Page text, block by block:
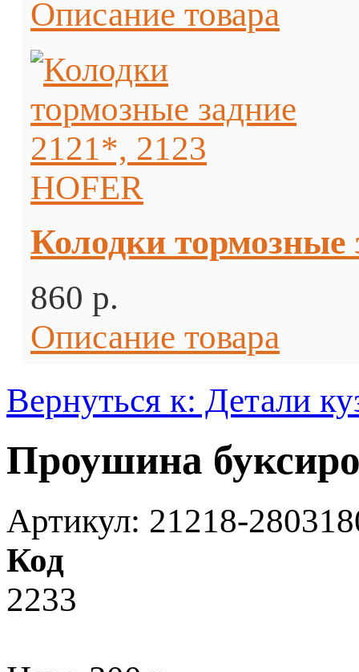
Описание товара
Колодки тормозные
860 p.
Описание товара
Вернуться к: Детали
Проушина
Артикул: 21218-
Код
2233